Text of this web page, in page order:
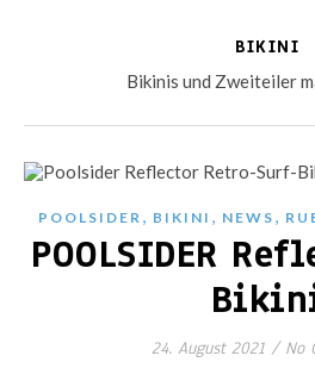
BIKINI
Bikinis und Zweiteiler
POOLSIDER , BIKINI , NEWS ,
POOLSIDER
24. August 2021 / No